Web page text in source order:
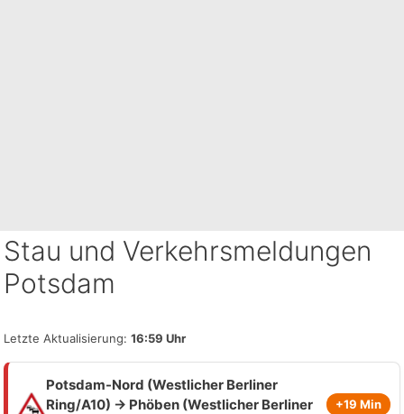
Stau und Verkehrsmeldungen
Potsdam
Letzte Aktualisierung: 16:59 Uhr
Potsdam-Nord (Westlicher Berliner
Ring/A10) → Phöben (Westlicher Berliner
+19 Min